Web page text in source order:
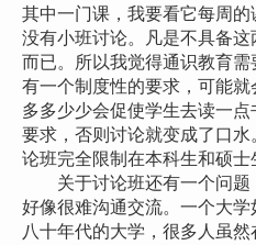
其中一门课，我要看它每周
没有小班讨论。凡是不具备
而已。所以我觉得通识教育
有一个制度性的要求，可能
多多少少会促使学生去读一
要求，否则讨论就变成了口
论班完全限制在本科生和硕士
关于讨论班还有一个问题，
好像很难沟通交流。一个大
八十年代的大学，很多人虽